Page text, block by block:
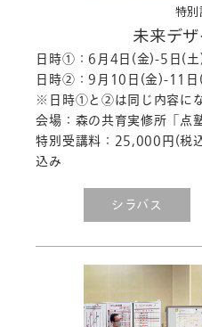
特
未来デ
日時①：6月4日(金)-5日(
日時②：9月10日(金)-11
※日時①と②は同じ内容にな
会場：森の共育実修所「点
特別受講料：25,000円(
込み
シラバス